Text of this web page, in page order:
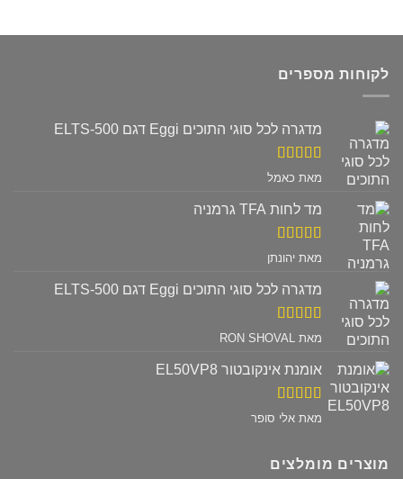
לקוחות מספרים
מדגרה לכל סוגי התוכים Eggi דגם ELTS-500
דורג 5מתוך
מאת כאמל
מד לחות TFA גרמניה
דורג 5מתוך
מאת יהונתן
מדגרה לכל סוגי התוכים Eggi דגם ELTS-500
דורג 5מתוך
מאת RON SHOVAL
אומנת אינקובטור EL50VP8
דורג 5מתוך
מאת אלי סופר
מוצרים מומלצים